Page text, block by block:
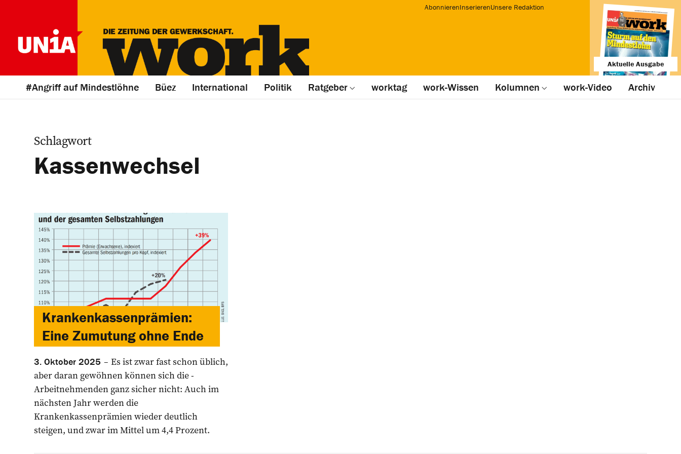
AbonnierenInserierenUnsere Redaktion
Aktuelle Ausgabe
#Angriff auf Mindestlöhne Büez International Politik Ratgeber worktag work-Wissen Kolumnen work-Video Archiv
Schlagwort
Kassenwechsel
Krankenkassenprämien:
Eine Zumutung ohne Ende
3. Oktober 2025
Es ist zwar fast schon üblich,
aber ­daran gewöhnen können sich die ­
Arbeitnehmenden ganz sicher nicht: Auch im
nächsten Jahr werden die
Krankenkassenprämien wieder deutlich
steigen, und zwar im Mittel um 4,4 Prozent.